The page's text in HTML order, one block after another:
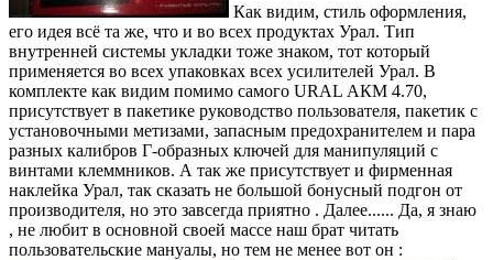
Как видим, стиль оформления,
его идея всё та же, что и во всех продуктах Урал. Тип
внутренней системы укладки тоже знаком, тот который
применяется во всех упаковках всех усилителей Урал. В
комплекте как видим помимо самого URAL АКM 4.70,
присутствует в пакетике руководство пользователя, пакетик с
установочными метизами, запасным предохранителем и пара
разных калибров Г-образных ключей для манипуляций с
винтами клеммников. А так же присутствует и фирменная
наклейка Урал, так сказать не большой бонусный подгон от
производителя, но это завсегда приятно . Далее...... Да, я знаю
, не любит в основной своей массе наш брат читать
пользовательские мануалы, но тем не менее вот он :